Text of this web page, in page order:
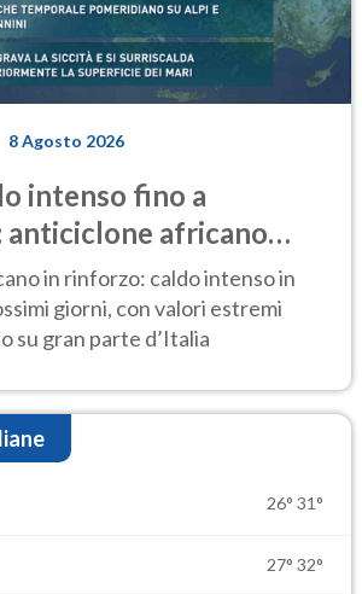
8 Agosto 2026
intenso fino a
anticiclone africano
in rinforzo: caldo intenso in
giorni, con valori estremi
su gran parte d’Italia
26° 31°
27° 32°